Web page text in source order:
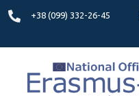
+38 (099) 332-26-45